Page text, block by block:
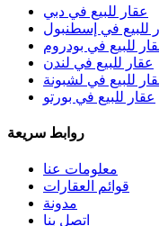
عقار للبيع في دبي
للبيع في إسطنبول
للبيع في بودروم
عقار للبيع في لندن
للبيع في لشبونة
عقار للبيع في بورتو
روابط سريعة
معلومات عنا
قوائم العقارات
مدونة
اتصل بنا